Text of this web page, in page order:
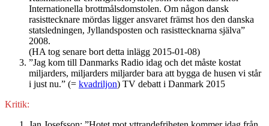
Internationella brottmålsdomstolen. Om någon dansk
rasisttecknare mördas ligger ansvaret främst hos den danska
statsledningen, Jyllandsposten och rasisttecknarna själva”
2008.
(HA tog senare bort detta inlägg 2015-01-08)
”Jag kom till Danmarks Radio idag och det måste kostat
miljarders, miljarders miljarder bara att bygga de husen vi står
i just nu.” (= kvadriljon) TV debatt i Danmark 2015
Kritik: